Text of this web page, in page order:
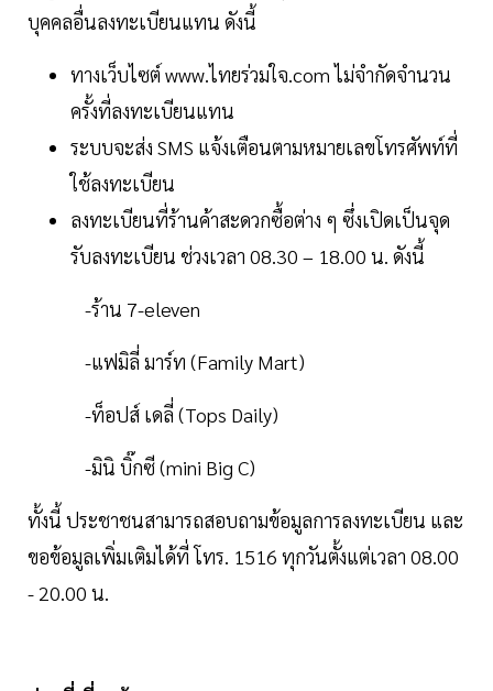
บุคคลอื่นลงทะเบียนแทน ดังนี้
ทางเว็บไซต์ www.ไทยร่วมใจ.com ไม่จำกัดจำนวน
ครั้งที่ลงทะเบียนแทน
ระบบจะส่ง SMS แจ้งเตือนตามหมายเลขโทรศัพท์ที่
ใช้ลงทะเบียน
ลงทะเบียนที่ร้านค้าสะดวกซื้อต่าง ๆ ซึ่งเปิดเป็นจุด
รับลงทะเบียน ช่วงเวลา 08.30 – 18.00 น. ดังนี้
-ร้าน 7-eleven
-แฟมิลี่ มาร์ท (Family Mart)
-ท็อปส์ เดลี่ (Tops Daily)
-มินิ บิ๊กซี (mini Big C)
ทั้งนี้ ประชาชนสามารถสอบถามข้อมูลการลงทะเบียน และ
ขอข้อมูลเพิ่มเติมได้ที่ โทร. 1516 ทุกวันตั้งแต่เวลา 08.00
- 20.00 น.